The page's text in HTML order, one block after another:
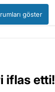
göster
iflas etti!